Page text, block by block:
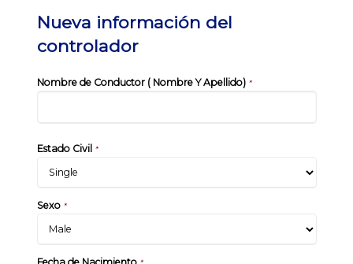
Nueva información del
controlador
Nombre de Conductor ( Nombre Y Apellido) *
Estado Civil *
Sexo*